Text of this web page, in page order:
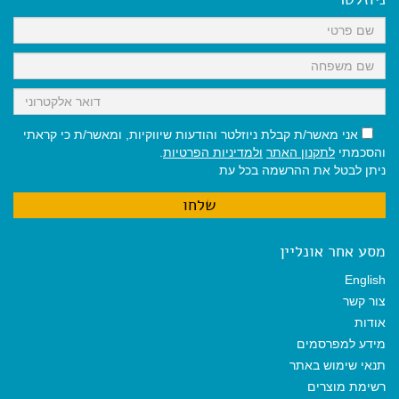
k
p
m
אני מאשר/ת קבלת ניוזלטר והודעות שיווקיות, ומאשר/ת כי קראתי
והסכמתי לתקנון האתר ולמדיניות הפרטיות
ניתן לבטל את ההרשמה בכל עת
מסע אחר אונליין
English
צור קשר
אודות
מידע למפרסמים
תנאי שימוש באתר
רשימת מוצרים